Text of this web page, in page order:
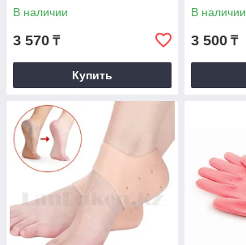
В наличии
3 570 ₸
Купить
В наличии
3 500 ₸